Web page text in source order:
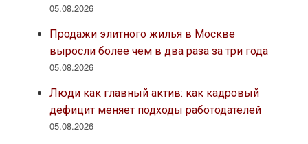
05.08.2026
Продажи элитного жилья в Москве
выросли более чем в два раза за три года
05.08.2026
Люди как главный актив: как кадровый
дефицит меняет подходы работодателей
05.08.2026